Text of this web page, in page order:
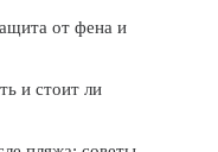
от фена и
и стоит ли